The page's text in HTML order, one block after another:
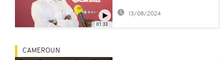
01:33
Cameroun
13/08/2024
CAMEROUN